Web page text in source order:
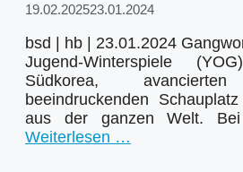
19.02.202523.01.2024
bsd | hb | 23.01.2024
Jugend-Winterspiele
Südkorea,
beeindruckenden
aus der ganzen Welt.
Weiterlesen …